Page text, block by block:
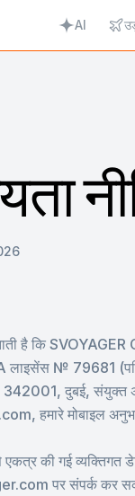
AI
है कि
№ 79681
दुबई, संयुक्त
हमारे मोबाइल
की गई व्यक्तिगत
पर संपर्क कर